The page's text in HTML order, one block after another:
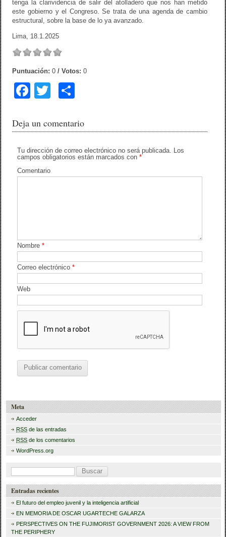
tenga la clarividencia de salir del atolladero que nos han metido
este gobierno y el Congreso. Se trata de una agenda de cambio
estructural, sobre la base de lo ya avanzado.
Lima, 18.1.2025
Puntuación:0 / Votos:0
F
c
b
o
T
tt
m
ar
Deja un comentario
Tu dirección de correo electrónico no será publicada. Los
campos obligatorios están marcados con*
Comentario
Nombre*
Correo electrónico*
Web
Meta
Acceder
RSS de las entradas
RSS de los comentarios
WordPress.org
B
u
s
c
a
Entradas recientes
El futuro del empleo juvenil y la inteligencia artificial
EN MEMORIA DE OSCAR UGARTECHE GALARZA
PERSPECTIVES ON THE FUJIMORIST GOVERNMENT 2026: A VIEW FROM
THE PERIPHERY